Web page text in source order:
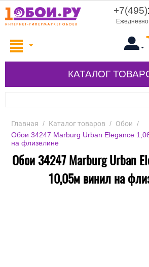
+7(495)
КАТАЛОГ
Главная / Каталог товаров / Обои /
Обои 34247 Marburg Urban Elegance
на флизелине
Обои 34247 Marburg Urban
10,05м винил на